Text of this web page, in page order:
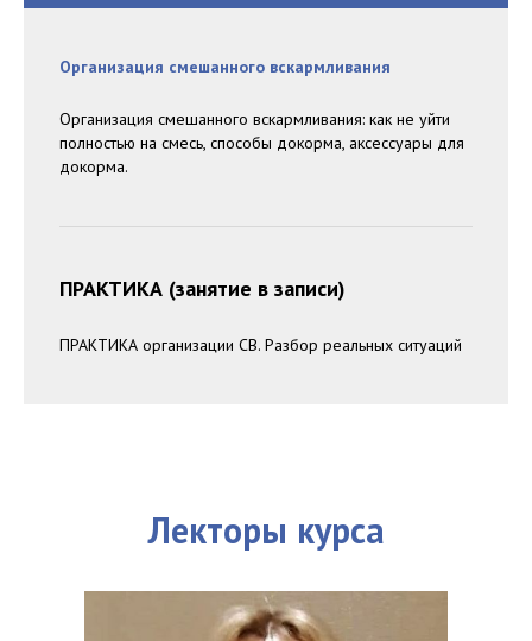
Организация смешанного вскармливания
Организация смешанного вскармливания: как не уйти
полностью на смесь, способы докорма, аксессуары для
докорма.
ПРАКТИКА (занятие в записи)
ПРАКТИКА организации СВ. Разбор реальных ситуаций
Лекторы курса